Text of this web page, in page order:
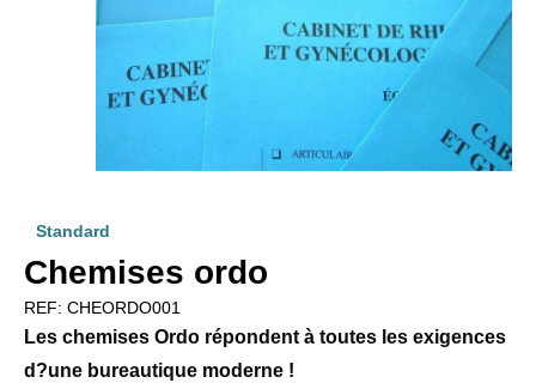
Standard
Chemises ordo
REF: CHEORDO001
Les chemises Ordo répondent à toutes les exigences
d?une bureautique moderne !